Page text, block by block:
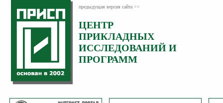
предыдущая версия сайта >>
ЦЕНТР
ПРИКЛАДНЫХ
ИССЛЕДОВАНИЙ И
ПРОГРАММ
Категория:
Аналитика